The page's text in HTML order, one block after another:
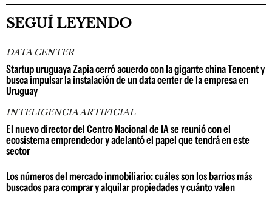
SEGUÍ LEYENDO
DATA CENTER
Startup uruguaya Zapia cerró acuerdo con la gigante china Tencent y
busca impulsar la instalación de un data center de la empresa en
Uruguay
INTELIGENCIA ARTIFICIAL
El nuevo director del Centro Nacional de IA se reunió con el
ecosistema emprendedor y adelantó el papel que tendrá en este
sector
Los números del mercado inmobiliario: cuáles son los barrios más
buscados para comprar y alquilar propiedades y cuánto valen